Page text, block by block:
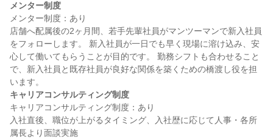
メンター制度
メンター制度：あり
店舗へ配属後の2ヶ月間、若手先輩社員がマンツーマンで新入社員
をフォローします。 新入社員が一日でも早く現場に溶け込み、安
心して働いてもらうことが目的です。 勤務シフトも合わせること
で、新入社員と既存社員が良好な関係を築くための橋渡し役を担
キャリアコンサルティング制度
キャリアコンサルティング制度：あり
入社直後、職位が上がるタイミング、入社歴に応じて人事・各所